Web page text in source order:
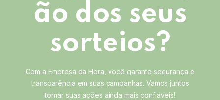
ão dos seus
sorteios?
Com a Empresa da Hora, você garante segurança e
transparência em suas campanhas. Vamos juntos
tornar suas ações ainda mais confiáveis!